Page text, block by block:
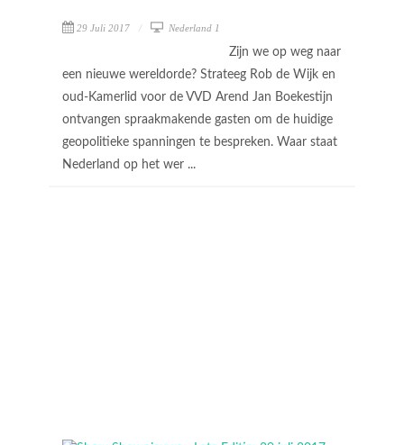
29 Juli 2017 Nederland 1
Zijn we op weg naar
een nieuwe wereldorde? Strateeg Rob de Wijk en
oud-Kamerlid voor de VVD Arend Jan Boekestijn
ontvangen spraakmakende gasten om de huidige
geopolitieke spanningen te bespreken. Waar staat
Nederland op het wer ...